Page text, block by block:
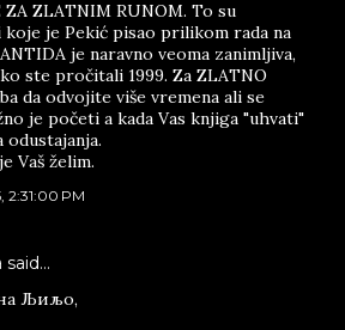
ZA ZLATNIM RUNOM. To su
je Pekić pisao prilikom rada na
je naravno veoma zanimljiva,
ste pročitali 1999. Za ZLATNO
da odvojite više vremena ali se
je početi a kada Vas knjiga "uhvati"
odustajanja.
Vaš želim.
2:31:00 PM
said…
Љиљо,